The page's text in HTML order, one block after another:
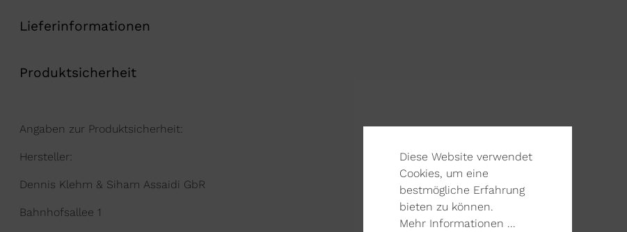
Lieferinformationen
Produktsicherheit
Angaben zur Produktsicherheit:
Hersteller:
Dennis Klehm & Siham Assaidi GbR
Bahnhofsallee 1
Diese Website verwendet
Cookies, um eine
bestmögliche Erfahrung
bieten zu können.
Mehr Informationen ...